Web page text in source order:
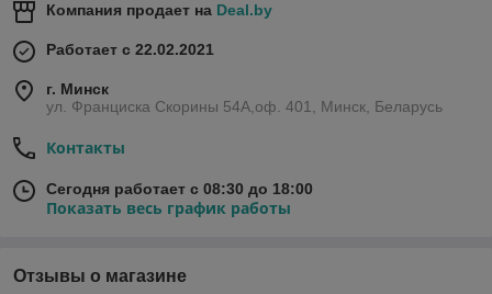
Компания продает на Deal.by
Работает с 22.02.2021
г. Минск
ул. Франциска Скорины 54А,оф. 401, Минск, Беларусь
Контакты
Сегодня работает с 08:30 до 18:00
Показать весь график работы
Отзывы о магазине